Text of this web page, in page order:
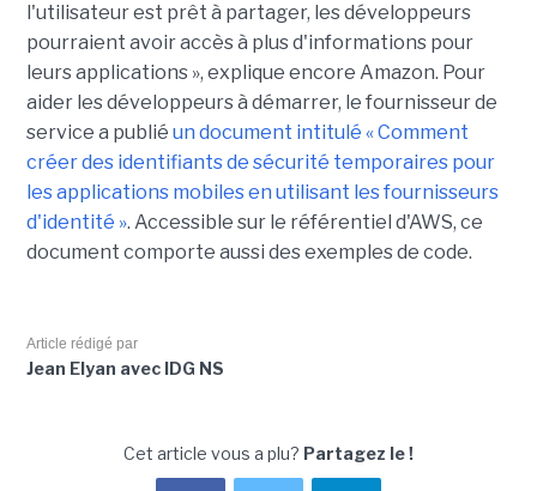
l'utilisateur est prêt à partager, les développeurs
pourraient avoir accès à plus d'informations pour
leurs applications », explique encore Amazon. Pour
aider les développeurs à démarrer, le fournisseur de
service a publié un document intitulé « Comment
créer des identifiants de sécurité temporaires pour
les applications mobiles en utilisant les fournisseurs
d'identité ». Accessible sur le référentiel d'AWS, ce
document comporte aussi des exemples de code.
Article rédigé par
Jean Elyan avec IDG NS
Cet article vous a plu? Partagez le !